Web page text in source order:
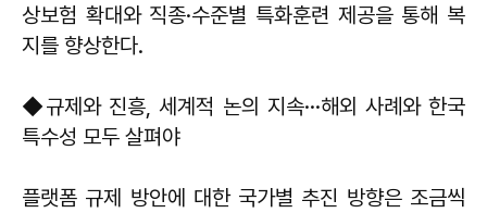
상보험 확대와 직종·수준별 특화훈련 제공을 통해 복
지를 향상한다.
◆규제와 진흥, 세계적 논의 지속···해외 사례와 한국
특수성 모두 살펴야
플랫폼 규제 방안에 대한 국가별 추진 방향은 조금씩